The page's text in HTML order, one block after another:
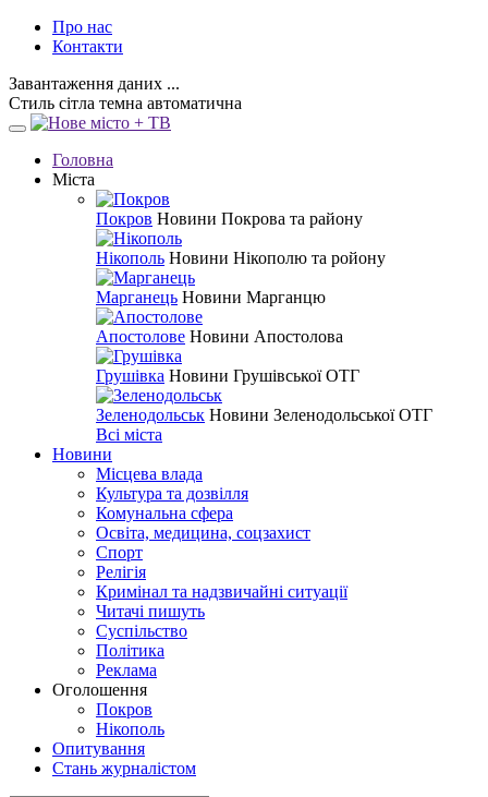
Про нас
Контакти
Завантаження даних ...
Стиль сітла темна автоматична
Головна
Міста
Покров Новини Покрова та району
Нікополь Новини Нікополю та ройону
Марганець Новини Марганцю
Апостолове Новини Апостолова
Грушівка Новини Грушівської ОТГ
Зеленодольськ Новини Зеленодольської ОТГ
Всі міста
Новини
Місцева влада
Культура та дозвілля
Комунальна сфера
Освіта, медицина, соцзахист
Спорт
Релігія
Кримінал та надзвичайні ситуації
Читачі пишуть
Суспільство
Політика
Реклама
Оголошення
Покров
Нікополь
Опитування
Стань журналістом